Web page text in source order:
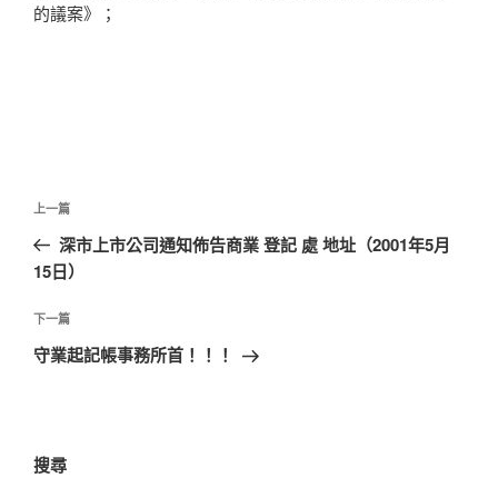
的議案》；
文
導
覽
上
一
篇
章
上一篇
深市上市公司通知佈告商業 登記 處 地址（2001年5月
15日）
下
一
下一篇
守業起記帳事務所首！！！
搜尋